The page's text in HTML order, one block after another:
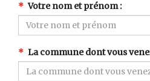
Votre nom et prénom
La commune dont vous